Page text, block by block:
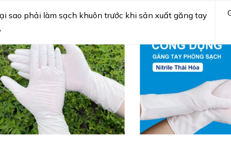
sao phải làm sạch khuôn trước khi sản xuất găng tay